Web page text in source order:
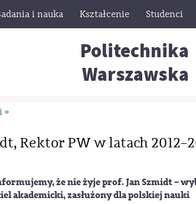
i nauka Kształcenie Studenci
Politechnika
Warszawska
»
Rektor PW w latach
że nie żyje prof. Jan Szmidt –
akademicki, zasłużony dla polskiej nauki